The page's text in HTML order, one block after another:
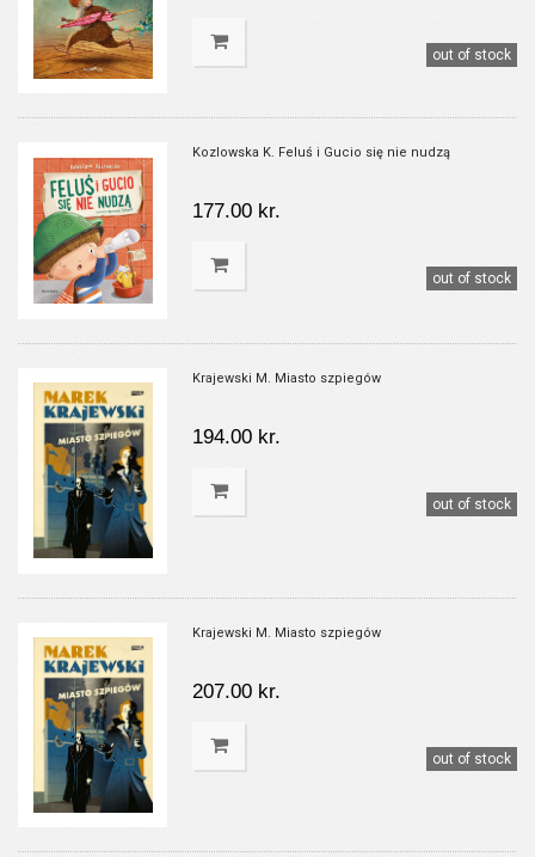
out of stock
Kozlowska K. Feluś i Gucio się nie nudzą
177.00 kr.
out of stock
Krajewski M. Miasto szpiegów
194.00 kr.
out of stock
Krajewski M. Miasto szpiegów
207.00 kr.
out of stock